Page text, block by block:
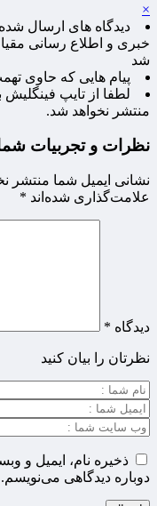
×
دیدگاه های ارسال
خبری و اطلاع رسانی
شد
پیام هایی که حاوی
لطفا از تایپ فینگلیش
منتشر نخواهد شد.
نظرات و تجربیات
نشانی ایمیل شما منتشر
علامت‌گذاری شده‌اند *
دیدگاه *
نظرتان را بیان کنید
ذخیره نام، ایمیل و
دوباره دیدگاهی می‌نویسم.